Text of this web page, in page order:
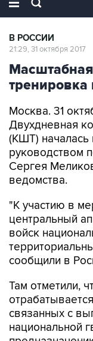
В РОССИИ
21:29, 31 октября 2017
тренировка
Москва. 31
Двухдневная
(КШТ) началась
руководством
Сергея
ведомства.
"К участию в
центральный
войск
сообщили в
Там отметили,
связанных с
национальной